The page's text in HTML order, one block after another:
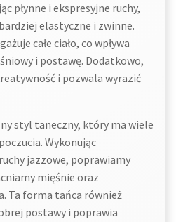
płynne i ekspresyjne ruchy,
elastyczne i zwinne.
całe ciało, co wpływa
i postawę. Dodatkowo,
i pozwala wyrazić
styl taneczny, który ma wiele
Wykonując
jazzowe, poprawiamy
mięśnie oraz
Ta forma tańca również
postawy i poprawia